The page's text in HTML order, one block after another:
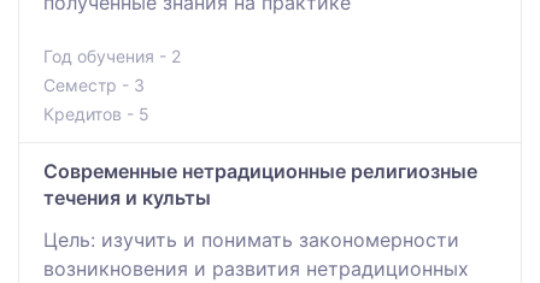
Год обучения - 2
Семестр - 3
Кредитов - 5
Современные нетрадиционные религиозные
течения и культы
Цель: изучить и понимать закономерности
возникновения и развития нетрадиционных